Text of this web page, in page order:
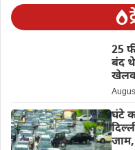
25
बंद
घंटे